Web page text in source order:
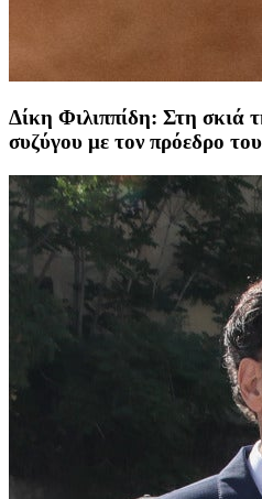
Δίκη Φιλιππίδη: Στη σκιά
συζύγου με τον πρόεδρο